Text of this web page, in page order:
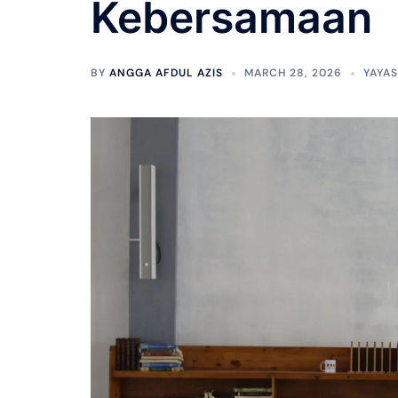
Kebersamaan
BY ANGGA AFDUL AZIS MARCH 28, 2026